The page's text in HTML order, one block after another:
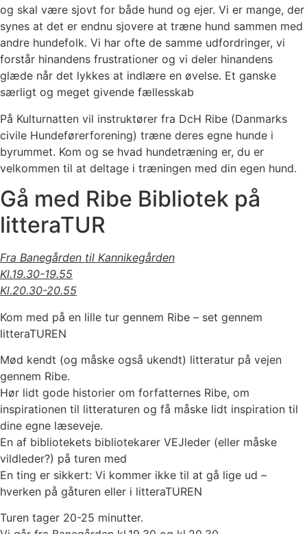
og skal være sjovt for både hund og ejer. Vi er mange, der
synes at det er endnu sjovere at træne hund sammen med
andre hundefolk. Vi har ofte de samme udfordringer, vi
forstår hinandens frustrationer og vi deler hinandens
glæde når det lykkes at indlære en øvelse. Et ganske
særligt og meget givende fællesskab
På Kulturnatten vil instruktører fra DcH Ribe (Danmarks
civile Hundeførerforening) træne deres egne hunde i
byrummet. Kom og se hvad hundetræning er, du er
velkommen til at deltage i træningen med din egen hund.
Gå med Ribe Bibliotek på
litteraTUR
Fra Banegården til Kannikegården
Kl.19.30-19.55
Kl.20.30-20.55
Kom med på en lille tur gennem Ribe – set gennem
litteraTUREN
Mød kendt (og måske også ukendt) litteratur på vejen
gennem Ribe.
Hør lidt gode historier om forfatternes Ribe, om
inspirationen til litteraturen og få måske lidt inspiration til
dine egne læseveje.
En af bibliotekets bibliotekarer VEJleder (eller måske
vildleder?) på turen med
En ting er sikkert: Vi kommer ikke til at gå lige ud –
hverken på gåturen eller i litteraTUREN
Turen tager 20-25 minutter.